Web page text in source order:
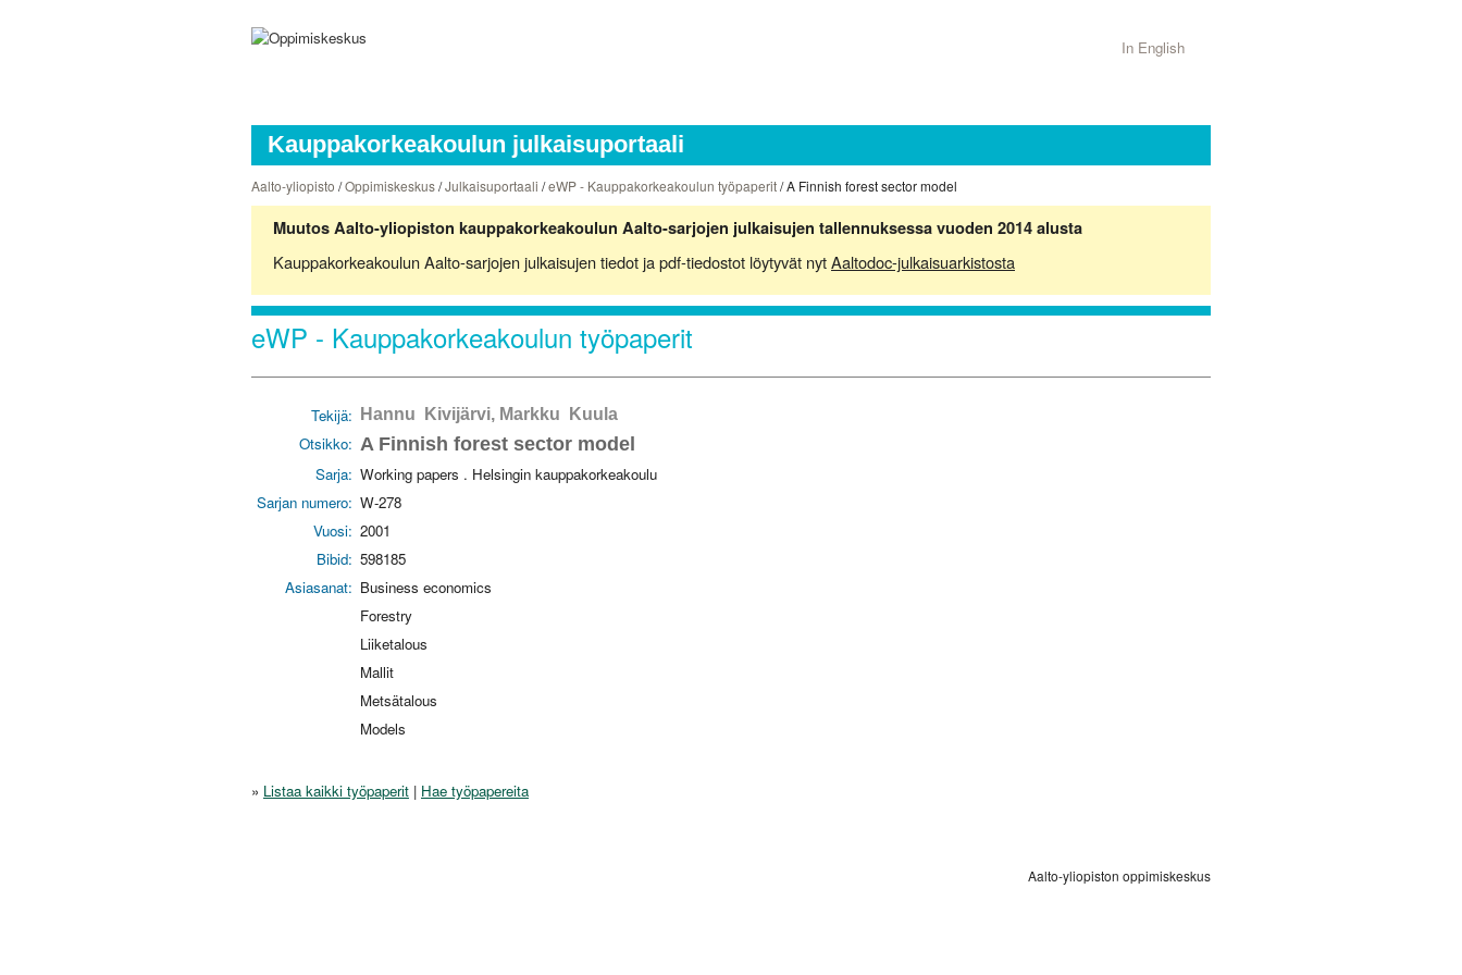
In English
Kauppakorkeakoulun julkaisuportaali
Aalto-yliopisto /Oppimiskeskus/Julkaisuportaali /eWP - Kauppakorkeakoulun työpaperit/ A Finnish forest sector model
Muutos Aalto-yliopiston kauppakorkeakoulun Aalto-sarjojen julkaisujen tallennuksessa vuoden 2014 alusta
Kauppakorkeakoulun Aalto-sarjojen julkaisujen tiedot ja pdf-tiedostot löytyvät nytAaltodoc-julkaisuarkistosta
eWP - Kauppakorkeakoulun työpaperit
Tekijä: Hannu Kivijärvi, Markku Kuula
Otsikko: A Finnish forest sector model
Sarja: Working papers . Helsingin kauppakorkeakoulu
Sarjan numero: W-278
Vuosi: 2001
Bibid: 598185
Asiasanat: Business economics
Forestry
Liiketalous
Mallit
Metsätalous
Models
» Listaa kaikki työpaperit | Hae työpapereita
Aalto-yliopiston oppimiskeskus